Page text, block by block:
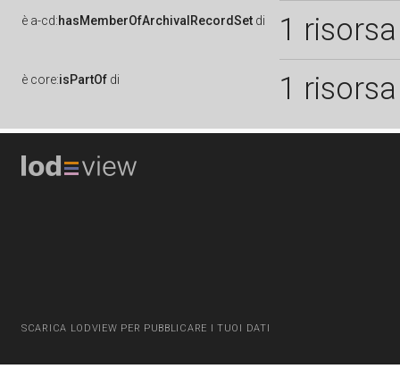
è a-cd:hasMemberOfArchivalRecordSet di 1 risorsa
è core:isPartOf di 1 risorsa
SCARICA LODVIEW PER PUBBLICARE I TUOI DATI